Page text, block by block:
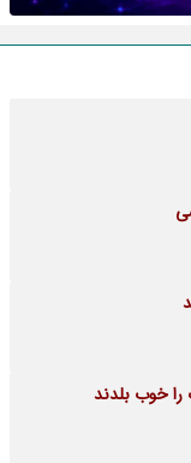
را خوب بلدند